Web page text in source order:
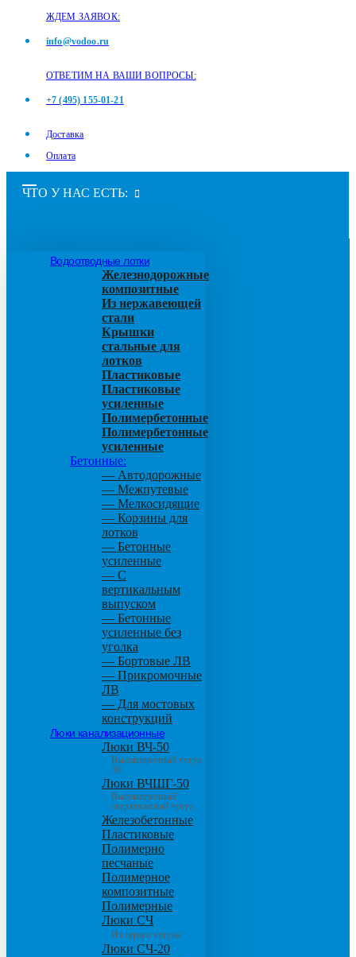
ЖДЕМ ЗАЯВОК:
info@vodoo.ru
ОТВЕТИМ НА ВАШИ ВОПРОСЫ:
+7 (495) 155-01-21
Доставка
Оплата
ЧТО У НАС ЕСТЬ:
Водоотводные лотки
Железнодорожные
композитные
Из нержавеющей
стали
Крышки
стальные для
лотков
Пластиковые
Пластиковые
усиленные
Полимербетонные
Полимербетонные
усиленные
Бетонные:
— Автодорожные
— Межпутевые
— Мелкосидящие
— Корзины для
лотков
— Бетонные
усиленные
— С
вертикальным
выпуском
— Бетонные
усиленные без
уголка
— Бортовые ЛВ
— Прикромочные
ЛВ
— Для мостовых
конструкций
Люки канализационные
Люки ВЧ-50
Высокопрочный чугун
50
Люки ВЧШГ-50
Высокопрочный
сверхтяжелый чугун
Железобетонные
Пластиковые
Полимерно
песчаные
Полимерное
композитные
Полимерные
Люки СЧ
Из серого чугуна
Люки СЧ-20